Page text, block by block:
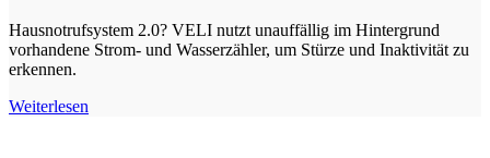
Hausnotrufsystem 2.0? VELI nutzt unauffällig im Hintergrund
vorhandene Strom- und Wasserzähler, um Stürze und Inaktivität zu
erkennen.
Weiterlesen